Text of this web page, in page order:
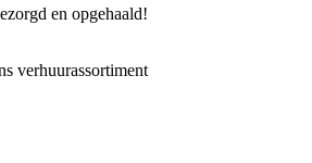
en opgehaald!
verhuurassortiment